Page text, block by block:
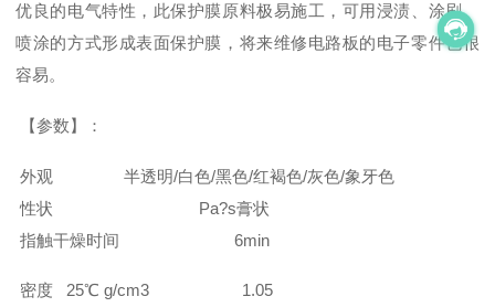
优良的电气特性，此保护膜原料极易施工，可用浸渍、涂刷、
喷涂的方式形成表面保护膜，将来维修电路板的电子零件也很
容易。
【参数】：
外观 半透明/白色/黑色/红褐色/灰色/象牙色
性状 Pa?s膏状
指触干燥时间 6min
密度 25℃ g/cm3 1.05